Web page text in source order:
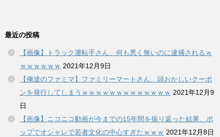
最近の投稿
【画像】トラック運転手さん、何も悪く無いのに逮捕されるｗ
ｗｗｗｗｗｗ 2021年12月9日
【俺達のファミマ】ファミリーマートさん、頭おかしいクーポ
ンを発行してしまうｗｗｗｗｗｗｗｗｗｗｗｗｗ 2021年12月9
日
【画像】ニコニコ動画が今までの15年間を振り返った結果、ポ
ップでオシャレで若者文化の中心すぎたｗｗｗ 2021年12月8日